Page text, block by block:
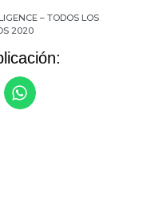
– TODOS LOS
2020